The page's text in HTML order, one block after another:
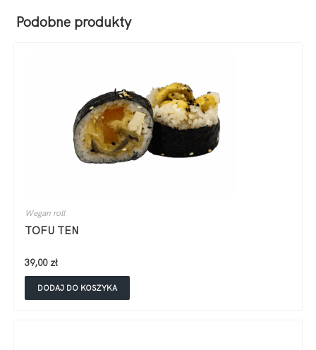
Podobne produkty
Wegan roll
TOFU TEN
39,00 zł
DODAJ DO KOSZYKA